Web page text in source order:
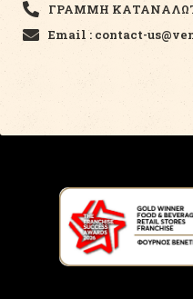
ΓΡΑΜΜΗ
Email : contact-